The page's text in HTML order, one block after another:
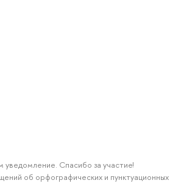
Спасибо за участие!
об орфографических и пунктуационных